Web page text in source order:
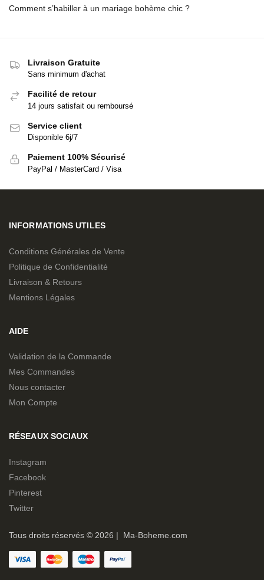
Comment s’habiller à un mariage bohème chic ?
Livraison Gratuite
Sans minimum d'achat
Facilité de retour
14 jours satisfait ou remboursé
Service client
Disponible 6j/7
Paiement 100% Sécurisé
PayPal / MasterCard / Visa
INFORMATIONS UTILES
Conditions Générales de Vente
Politique de Confidentialité
Livraison & Retours
Mentions Légales
AIDE
Validation de la Commande
Mes Commandes
Nous contacter
Mon Compte
RÉSEAUX SOCIAUX
Instagram
Facebook
Pinterest
Twitter
Tous droits réservés © 2026 | Ma-Boheme.com